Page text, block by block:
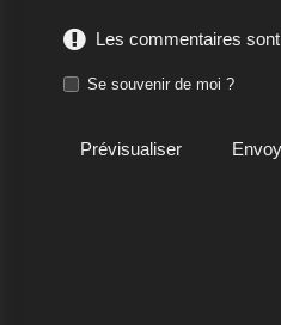
Les commentaires
Se souvenir de moi ?